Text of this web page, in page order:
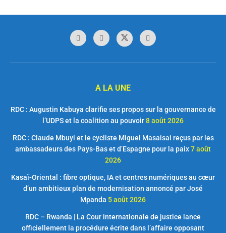
A LA UNE
RDC : Augustin Kabuya clarifie ses propos sur la gouvernance de
l’UDPS et la coalition au pouvoir8 août 2026
RDC : Claude Mbuyi et le cycliste Miguel Masaisai reçus par les
ambassadeurs des Pays-Bas et d’Espagne pour la paix7 août
2026
Kasaï-Oriental : fibre optique, IA et centres numériques au cœur
d’un ambitieux plan de modernisation annoncé par José
Mpanda 5 août 2026
RDC – Rwanda | La Cour internationale de justice lance
officiellement la procédure écrite dans l’affaire opposant